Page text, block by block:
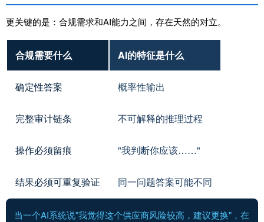
更关键的是：合规需求和AI能力之间，存在天然的对立。
合规需要什么 AI的特征是什么
确定性答案 概率性输出
完整审计链条 不可解释的推理过程
操作必须留痕 "我判断你应该……"
结果必须可重复验证 同一问题答案可能不同
当一个AI系统说"我觉得这个供应商风险较高，建议更换"，在